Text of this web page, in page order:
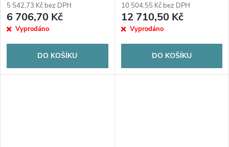
5 542,73 Kč bez DPH
6 706,70 Kč
Vyprodáno
DO KOŠÍKU
10 504,55 Kč bez DPH
12 710,50 Kč
Vyprodáno
DO KOŠÍKU